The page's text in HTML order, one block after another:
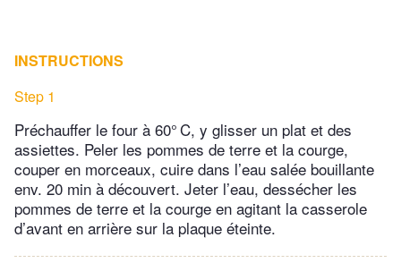
INSTRUCTIONS
Step 1
Préchauffer le four à 60° C, y glisser un plat et des
assiettes. Peler les pommes de terre et la courge,
couper en morceaux, cuire dans l’eau salée bouillante
env. 20 min à découvert. Jeter l’eau, dessécher les
pommes de terre et la courge en agitant la casserole
d’avant en arrière sur la plaque éteinte.